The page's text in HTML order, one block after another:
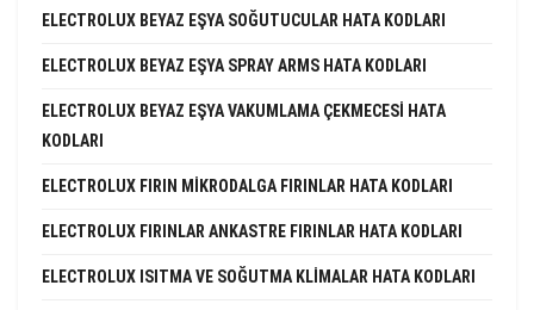
ELECTROLUX BEYAZ EŞYA SOĞUTUCULAR HATA KODLARI
ELECTROLUX BEYAZ EŞYA SPRAY ARMS HATA KODLARI
ELECTROLUX BEYAZ EŞYA VAKUMLAMA ÇEKMECESI HATA
KODLARI
ELECTROLUX FIRIN MIKRODALGA FIRINLAR HATA KODLARI
ELECTROLUX FIRINLAR ANKASTRE FIRINLAR HATA KODLARI
ELECTROLUX ISITMA VE SOĞUTMA KLIMALAR HATA KODLARI